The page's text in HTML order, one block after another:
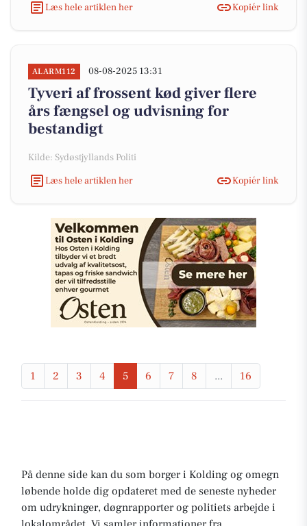
Læs hele artiklen her
Kopiér link
ALARM112 08-08-2025 13:31
Tyveri af frossent kød giver flere
års fængsel og udvisning for
bestandigt
Kilde: Sydøstjyllands Politi
Læs hele artiklen her
Kopiér link
1 2 3 4 5 6 7 8 ... 16
På denne side kan du som borger i Kolding og omegn
løbende holde dig opdateret med de seneste nyheder
om udrykninger, døgnrapporter og politiets arbejde i